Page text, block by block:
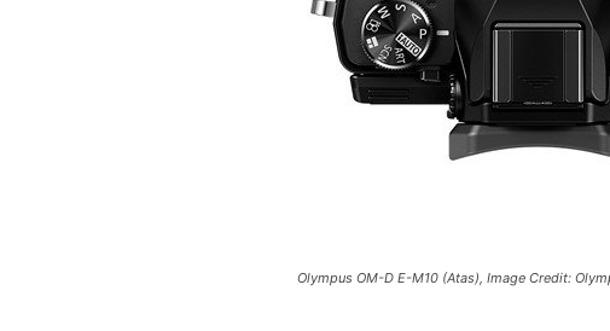
Olympus OM-D E-M10 (Atas), Image Credit: